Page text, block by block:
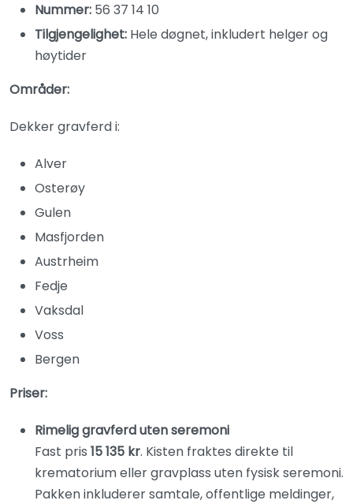
Nummer: 56 37 14 10
Tilgjengelighet: Hele døgnet, inkludert helger og
høytider
Områder:
Dekker gravferd i:
Alver
Osterøy
Gulen
Masfjorden
Austrheim
Fedje
Vaksdal
Voss
Bergen
Priser:
Rimelig gravferd uten seremoni
Fast pris 15 135 kr. Kisten fraktes direkte til
krematorium eller gravplass uten fysisk seremoni.
Pakken inkluderer samtale, offentlige meldinger,